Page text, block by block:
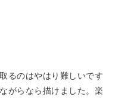
るのはやはり難しいです
がらなら描けました。楽